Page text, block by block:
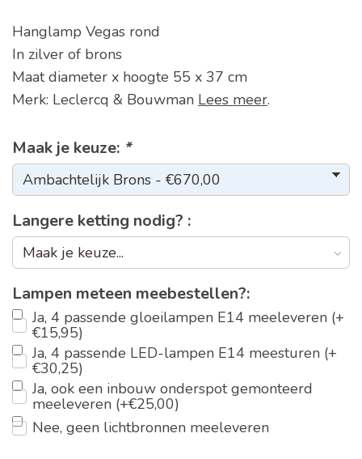
Hanglamp Vegas rond
In zilver of brons
Maat diameter x hoogte 55 x 37 cm
Merk: Leclercq & Bouwman Lees meer.
Maak je keuze: *
Langere ketting nodig? :
Lampen meteen meebestellen?:
Ja, 4 passende gloeilampen E14 meeleveren (+
€15,95)
Ja, 4 passende LED-lampen E14 meesturen (+
€30,25)
Ja, ook een inbouw onderspot gemonteerd
meeleveren (+€25,00)
Nee, geen lichtbronnen meeleveren